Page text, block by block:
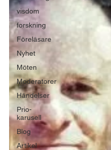
visdom
forskning
Föreläsare
Nyhet
Möten
Moderatorer
Händelser
Prio-
karusell
Blog
Artikel